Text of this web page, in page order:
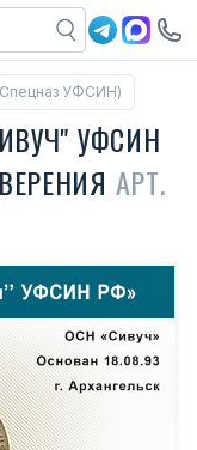
УФСИН)
УФСИН
АРТ.